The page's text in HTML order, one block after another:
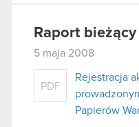
Raport
5 maja 2008
PDF
Rejestracja
Papierów